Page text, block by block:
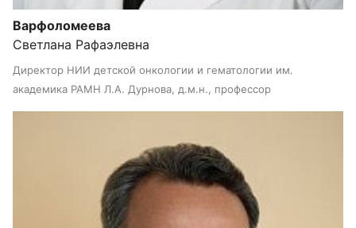
Варфоломеева
Светлана Рафаэлевна
Директор НИИ детской онкологии и гематологии им.
академика РАМН Л.А. Дурнова, д.м.н., профессор